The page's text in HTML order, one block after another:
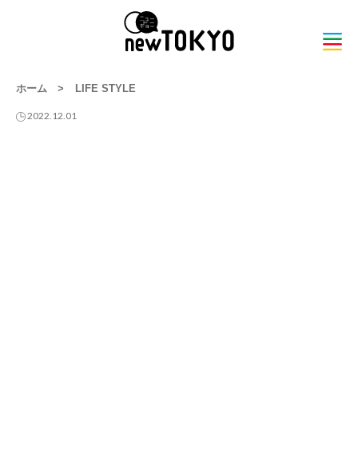
ホーム > LIFE STYLE
2022.12.01